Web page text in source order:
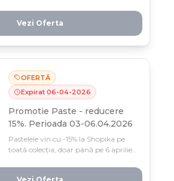
pentru sezonul cald te așteaptă la
prețuri irezistibile.
Vezi Oferta
OFERTĂ
Expirat 06-04-2026
Promotie Paste - reducere
15%. Perioada 03-06.04.2026
Pastelele vin cu -15% la Shopika pe
toată colecția, doar până pe 6 aprilie!